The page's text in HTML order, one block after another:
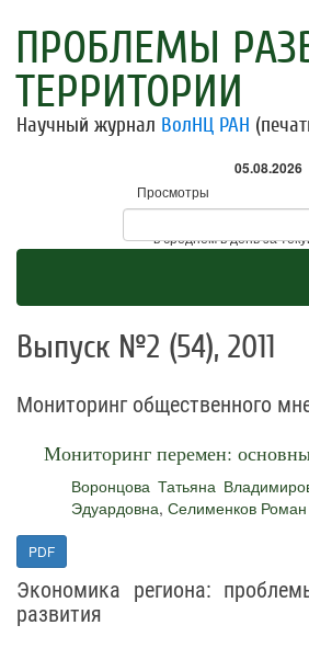
ПРОБЛЕМЫ
ТЕРРИТОРИИ
Научный журнал ВолНЦ РАН
05.08.2026
Просмотры
Посетители
* - в среднем в день за
Выпуск №2 (54), 2011
Мониторинг общественного
Мониторинг перемен:
Воронцова Татьяна
Эдуардовна, Селименков
PDF
Экономика региона:
развития